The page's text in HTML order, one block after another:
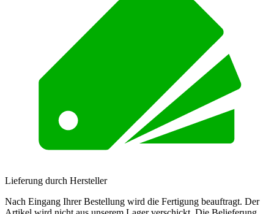
Lieferung durch Hersteller
Nach Eingang Ihrer Bestellung wird die Fertigung beauftragt. Der